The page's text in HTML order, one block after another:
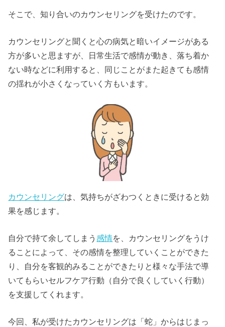
そこで、知り合いのカウンセリングを受けたのです。
カウンセリングと聞くと心の病気と暗いイメージがある
方が多いと思ますが、日常生活で感情が動き、落ち着か
ない時などに利用すると、同じことがまた起きても感情
の揺れが小さくなっていく方もいます。
カウンセリングは、気持ちがざわつくときに受けると効
果を感じます。
自分で持て余してしまう感情を、カウンセリングをうけ
ることによって、その感情を整理していくことができた
り、自分を客観的みることができたりと様々な手法で導
いてもらいセルフケア行動（自分で良くしていく行動）
を支援してくれます。
今回、私が受けたカウンセリングは「蛇」からはじまっ